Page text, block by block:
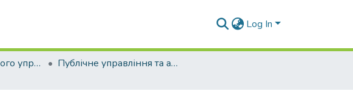
Log In
Кафедра публічного управління та адміністрування
Публічне управління та адміністрування (рівень магістр)